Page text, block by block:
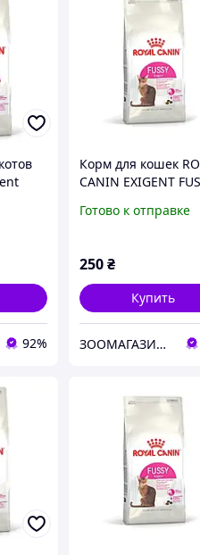
92%
Корм для кошек
CANIN EXIGENT
привередливым
Готово к отправке
250₴
Купить
ЗООМАГАЗИН "НА РАЗВЕС"